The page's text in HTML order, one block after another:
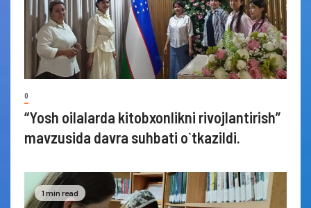
0
“Yosh oilalarda kitobxonlikni rivojlantirish”
mavzusida davra suhbati o`tkazildi.
1 min read